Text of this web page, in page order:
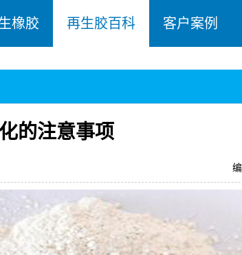
橡胶 再生胶百科 客户案例
的注意事项